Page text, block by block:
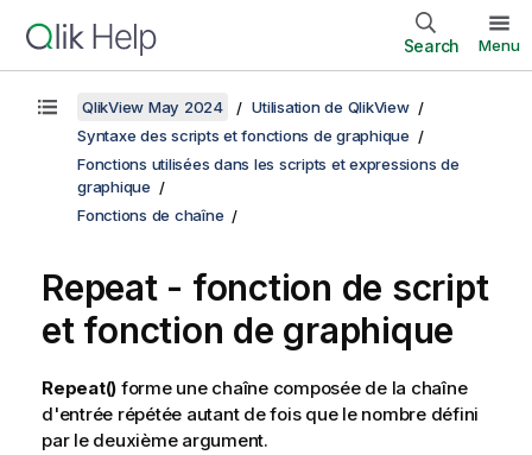
Search Menu
QlikView May 2024
Utilisation de QlikView
Syntaxe des scripts et fonctions de graphique
Fonctions utilisées dans les scripts et expressions de
graphique
Fonctions de chaîne
Repeat - fonction de script
et fonction de graphique
Repeat() forme une chaîne composée de la chaîne
d'entrée répétée autant de fois que le nombre défini
par le deuxième argument.